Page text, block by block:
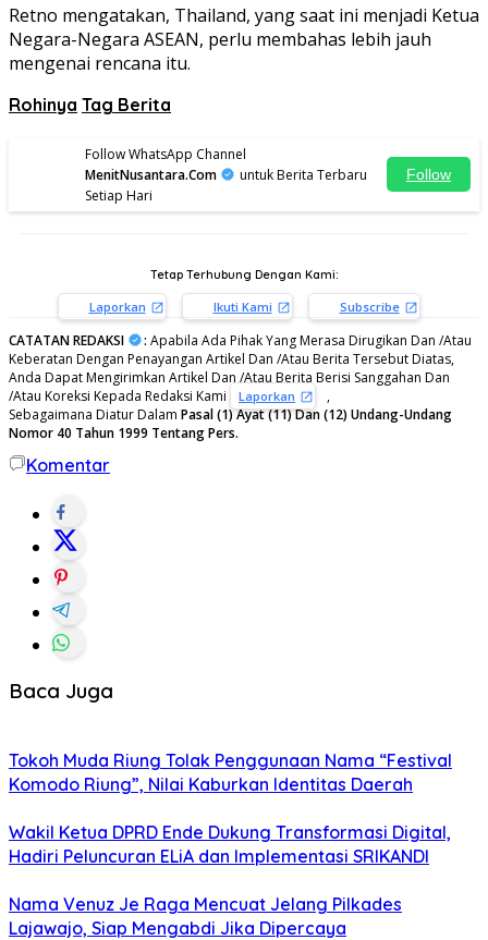
Retno mengatakan, Thailand, yang saat ini menjadi Ketua
Negara-Negara ASEAN, perlu membahas lebih jauh
mengenai rencana itu.
Rohinya Tag Berita
Follow WhatsApp Channel
MenitNusantara.Com
untuk Berita Terbaru
Setiap Hari
Follow
Tetap Terhubung Dengan Kami:
Laporkan Ikuti Kami Subscribe
CATATAN REDAKSI : Apabila Ada Pihak Yang Merasa Dirugikan Dan /Atau
Keberatan Dengan Penayangan Artikel Dan /Atau Berita Tersebut Diatas,
Anda Dapat Mengirimkan Artikel Dan /Atau Berita Berisi Sanggahan Dan
/Atau Koreksi Kepada Redaksi Kami
Laporkan
,
Sebagaimana Diatur Dalam Pasal (1) Ayat (11) Dan (12) Undang-Undang
Nomor 40 Tahun 1999 Tentang Pers.
Komentar
Baca Juga
Tokoh Muda Riung Tolak Penggunaan Nama “Festival
Komodo Riung”, Nilai Kaburkan Identitas Daerah
Wakil Ketua DPRD Ende Dukung Transformasi Digital,
Hadiri Peluncuran ELiA dan Implementasi SRIKANDI
Nama Venuz Je Raga Mencuat Jelang Pilkades
Lajawajo, Siap Mengabdi Jika Dipercaya